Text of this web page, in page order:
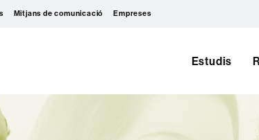
Mitjans de comunicació Empreses
Estudis